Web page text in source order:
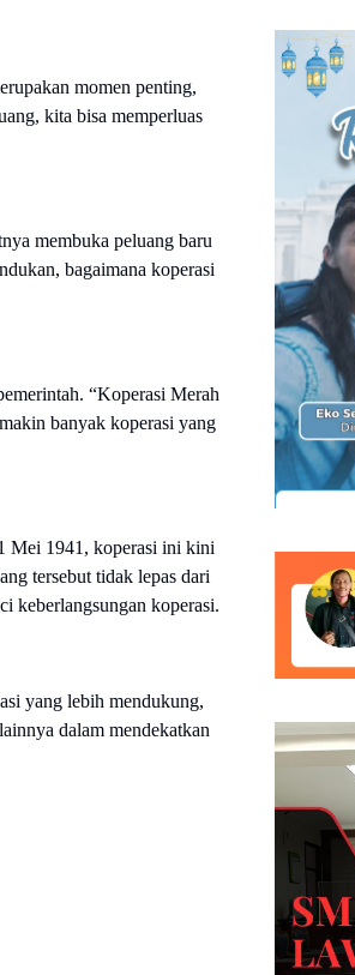
momen penting,
kita bisa memperluas
membuka peluang baru
bagaimana koperasi
“Koperasi Merah
banyak koperasi yang
Mei 1941, koperasi ini kini
tersebut tidak lepas dari
keberlangsungan koperasi.
yang lebih mendukung,
dalam mendekatkan